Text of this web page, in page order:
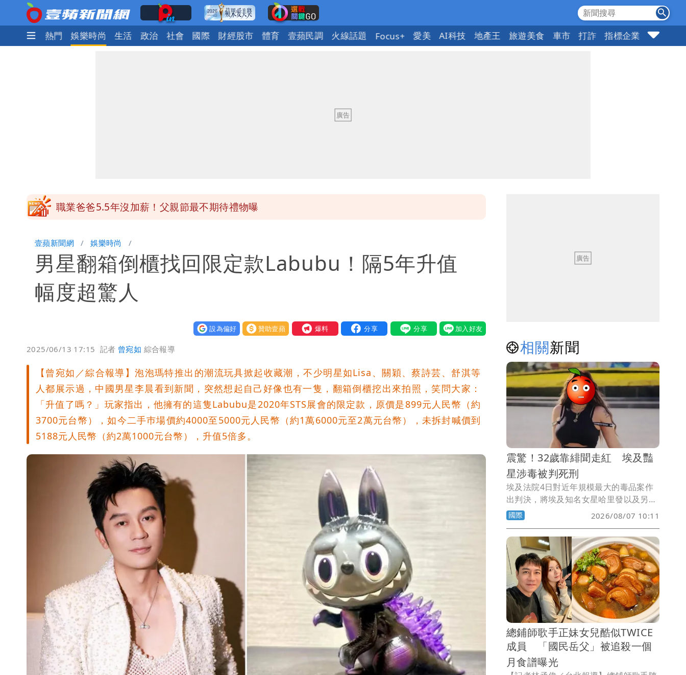
焦點 熱門 娛樂時尚 生活 政治 社會 國際 財經股市 體育 壹蘋民調 火線話題 Focus+ 愛美 AI科技 地產王 旅遊美食 車市 打詐 指標企業 壹蘋頭家
職業爸爸5.5年沒加薪！父親節最不期待禮物曝
吃生菜爆致命危機！美國激增2.2萬病例 寄生蟲污染惹禍（壹蘋10點強打）
蔣萬安民調只贏5％「現任優勢去哪？」媒體人嘆：真的該緊張了
白海豚游進溫暖海域 對流一夕復活！鄭明典曝後續變化
慈濟遭詐10億！律師看聲明揪「3點怪」：不像被害人
藍昔狂譙擋疫苗 慈濟真變「世紀大騙局」！網朝聖翻車文笑了
慈濟被騙10億！陳時中一語成讖 王必勝：時間久看出睿智
老公外遇修復內幕！欣西亞曬牽手照「2人身體卻僵硬」
白海豚最快下午海警！大雨襲7縣市 明恐發陸警
國慶連假機票將開搶！近9萬座位釋出 退票最高收30%
壹蘋新聞網 娛樂時尚
男星翻箱倒櫃找回限定款Labubu！隔5年升值
幅度超驚人
設為偏好 贊助壹蘋 我要爆料
2025/06/13 17:15 記者 曾宛如 綜合報導
【曾宛如／綜合報導】泡泡瑪特推出的潮流玩具掀起收藏潮，不少明星如Lisa、關穎、蔡詩芸、舒淇等
人都展示過，中國男星李晨看到新聞，突然想起自己好像也有一隻，翻箱倒櫃挖出來拍照，笑問大家：
「升值了嗎？」玩家指出，他擁有的這隻Labubu是2020年STS展會的限定款，原價是899元人民幣（約
3700元台幣），如今二手巿場價約4000至5000元人民幣（約1萬6000元至2萬元台幣），未拆封喊價到
5188元人民幣（約2萬1000元台幣），升值5倍多。
相關新聞
震驚！32歲靠緋聞走紅 埃及豔
星涉毒被判死刑
埃及法院4日對近年規模最大的毒品案作
出判決，將埃及知名女星哈里發以及另外
12名被告判處死刑。此案不僅震撼埃及社
會，也再次凸顯埃及對毒品犯罪「零容
忍」的嚴厲政策。
國際 2026/08/07 10:11
總鋪師歌手正妹女兒酷似TWICE
成員 「國民岳父」被追殺一個
月食譜曝光